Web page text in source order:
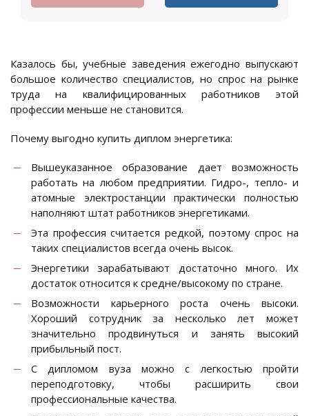
Казалось бы, учебные заведения ежегодно выпускают
большое количество специалистов, но спрос на рынке
труда на квалифицированных работников этой
профессии меньше не становится.
Почему выгодно купить диплом энергетика:
Вышеуказанное образование дает возможность
работать на любом предприятии. Гидро-, тепло- и
атомные электростанции практически полностью
наполняют штат работников энергетиками.
Эта профессия считается редкой, поэтому спрос на
таких специалистов всегда очень высок.
Энергетики зарабатывают достаточно много. Их
достаток относится к средне/высокому по стране.
Возможности карьерного роста очень высоки.
Хороший сотрудник за несколько лет может
значительно продвинуться и занять высокий
прибыльный пост.
С дипломом вуза можно с легкостью пройти
переподготовку, чтобы расширить свои
профессиональные качества.